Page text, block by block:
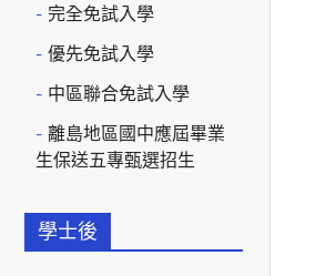
完全免試入學
優先免試入學
中區聯合免試入學
離島地區國中應屆畢業
生保送五專甄選招生
學士後